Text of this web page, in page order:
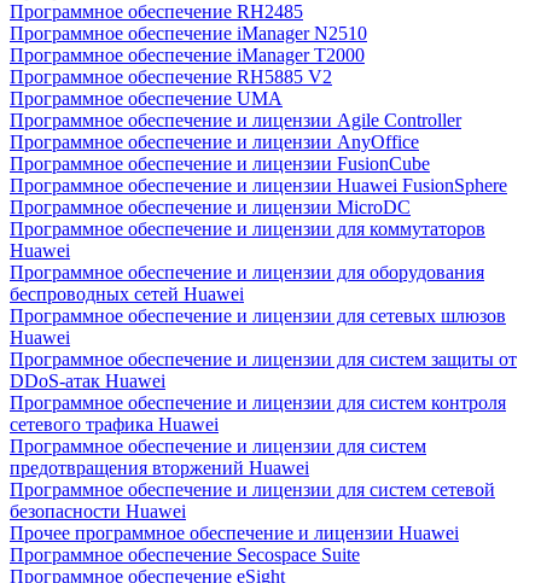
Программное обеспечение RH2485
Программное обеспечение iManager N2510
Программное обеспечение iManager T2000
Программное обеспечение RH5885 V2
Программное обеспечение UMA
Программное обеспечение и лицензии Agile Controller
Программное обеспечение и лицензии AnyOffice
Программное обеспечение и лицензии FusionCube
Программное обеспечение и лицензии Huawei FusionSphere
Программное обеспечение и лицензии MicroDC
Программное обеспечение и лицензии для коммутаторов
Huawei
Программное обеспечение и лицензии для оборудования
беспроводных сетей Huawei
Программное обеспечение и лицензии для сетевых шлюзов
Huawei
Программное обеспечение и лицензии для систем защиты от
DDoS-атак Huawei
Программное обеспечение и лицензии для систем контроля
сетевого трафика Huawei
Программное обеспечение и лицензии для систем
предотвращения вторжений Huawei
Программное обеспечение и лицензии для систем сетевой
безопасности Huawei
Прочее программное обеспечение и лицензии Huawei
Программное обеспечение Secospace Suite
Программное обеспечение eSight